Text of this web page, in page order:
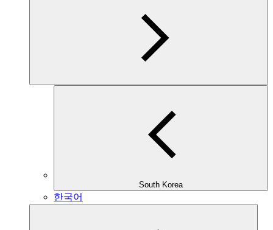
South Korea
한국어